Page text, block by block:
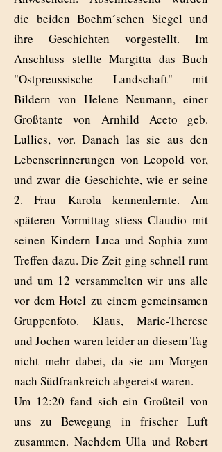
die beiden Boehm´schen Siegel und
ihre Geschichten vorgestellt. Im
Anschluss stellte Margitta das Buch
"Ostpreussische Landschaft" mit
Bildern von Helene Neumann, einer
Großtante von Arnhild Aceto geb.
Lullies, vor. Danach las sie aus den
Lebenserinnerungen von Leopold vor,
und zwar die Geschichte, wie er seine
2. Frau Karola kennenlernte. Am
späteren Vormittag stiess Claudio mit
seinen Kindern Luca und Sophia zum
Treffen dazu. Die Zeit ging schnell rum
und um 12 versammelten wir uns alle
vor dem Hotel zu einem gemeinsamen
Gruppenfoto. Klaus, Marie-Therese
und Jochen waren leider an diesem Tag
nicht mehr dabei, da sie am Morgen
nach Südfrankreich abgereist waren.
Um 12:20 fand sich ein Großteil von
uns zu Bewegung in frischer Luft
zusammen. Nachdem Ulla und Robert